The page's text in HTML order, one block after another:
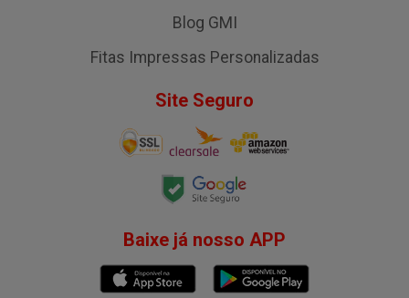
Blog GMI
Fitas Impressas Personalizadas
Site Seguro
Baixe já nosso APP